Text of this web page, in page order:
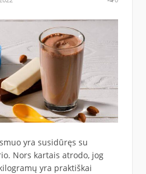
yra susidūręs su
Nors kartais atrodo, jog
yra praktiškai